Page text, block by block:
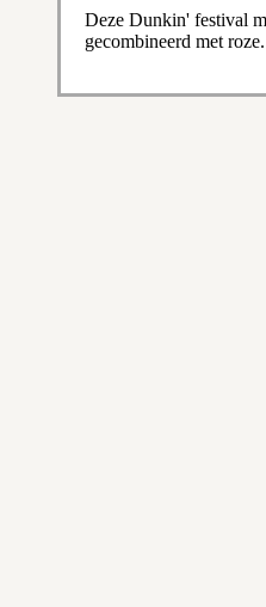
Deze Dunkin' festival
gecombineerd met roze.